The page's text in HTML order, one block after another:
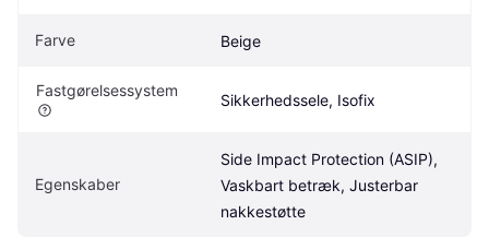
Farve Beige
Fastgørelsessystem
Sikkerhedssele, Isofix
Egenskaber
Side Impact Protection (ASIP),
Vaskbart betræk, Justerbar
nakkestøtte